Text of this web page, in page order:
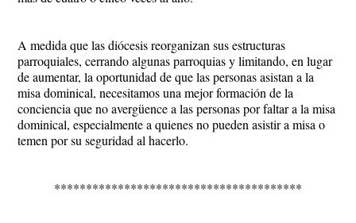
A medida que las diócesis reorganizan sus estructuras
parroquiales, cerrando algunas parroquias y limitando, en lugar
de aumentar, la oportunidad de que las personas asistan a la
misa dominical, necesitamos una mejor formación de la
conciencia que no avergüence a las personas por faltar a la misa
dominical, especialmente a quienes no pueden asistir a misa o
temen por su seguridad al hacerlo.
***************************************